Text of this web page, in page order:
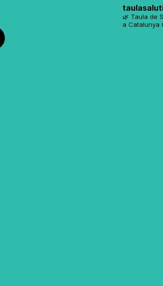
🌿 Taula de
a Catalunya